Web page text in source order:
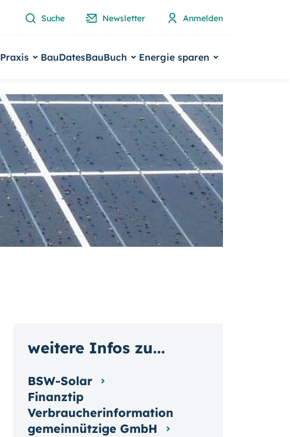
Suche Newsletter Anmelden
Praxis BauDatesBauBuch Energie sparen
weitere Infos zu...
BSW-Solar
Finanztip
Verbraucherinformation
gemeinnützige GmbH